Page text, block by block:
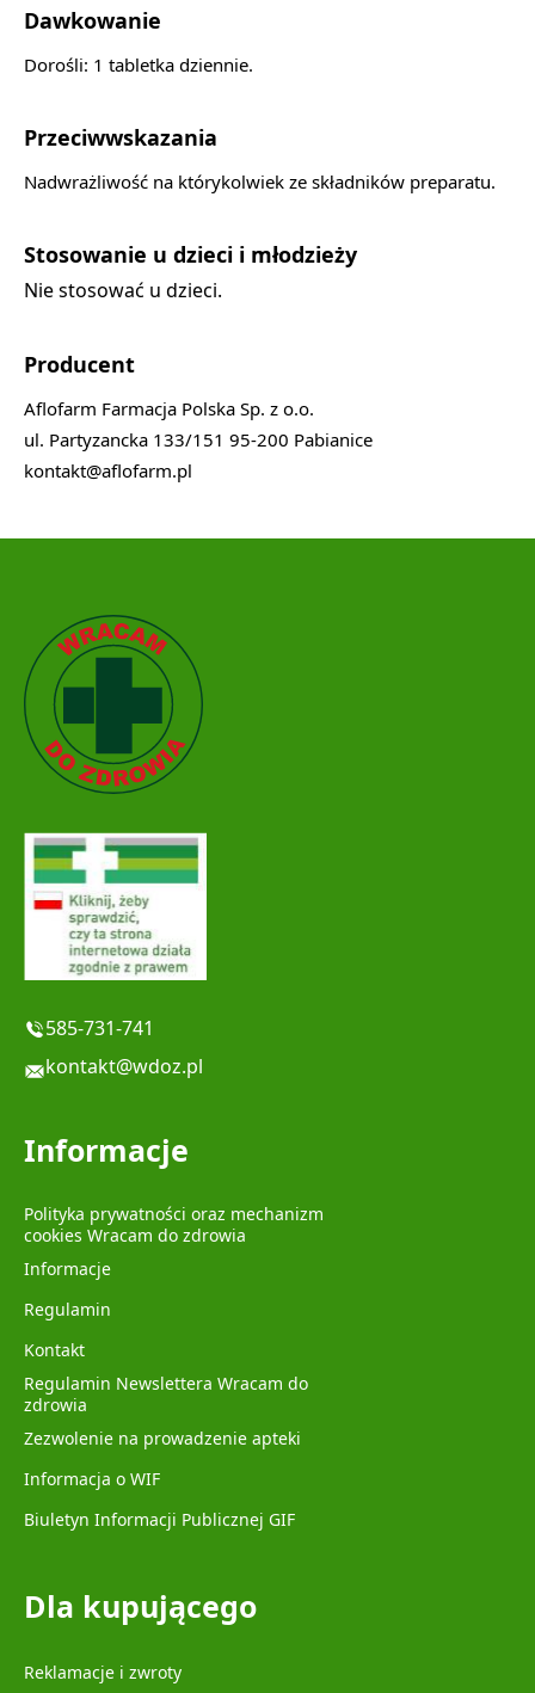
Dawkowanie
Dorośli: 1 tabletka dziennie.
Przeciwwskazania
Nadwrażliwość na którykolwiek ze składników preparatu.
Stosowanie u dzieci i młodzieży
Nie stosować u dzieci.
Producent
Aflofarm Farmacja Polska Sp. z o.o.
ul. Partyzancka 133/151 95-200 Pabianice
kontakt@aflofarm.pl
585-731-741
kontakt@wdoz.pl
Informacje
Polityka prywatności oraz mechanizm
cookies Wracam do zdrowia
Informacje
Regulamin
Kontakt
Regulamin Newslettera Wracam do
zdrowia
Zezwolenie na prowadzenie apteki
Informacja o WIF
Biuletyn Informacji Publicznej GIF
Dla kupującego
Reklamacje i zwroty